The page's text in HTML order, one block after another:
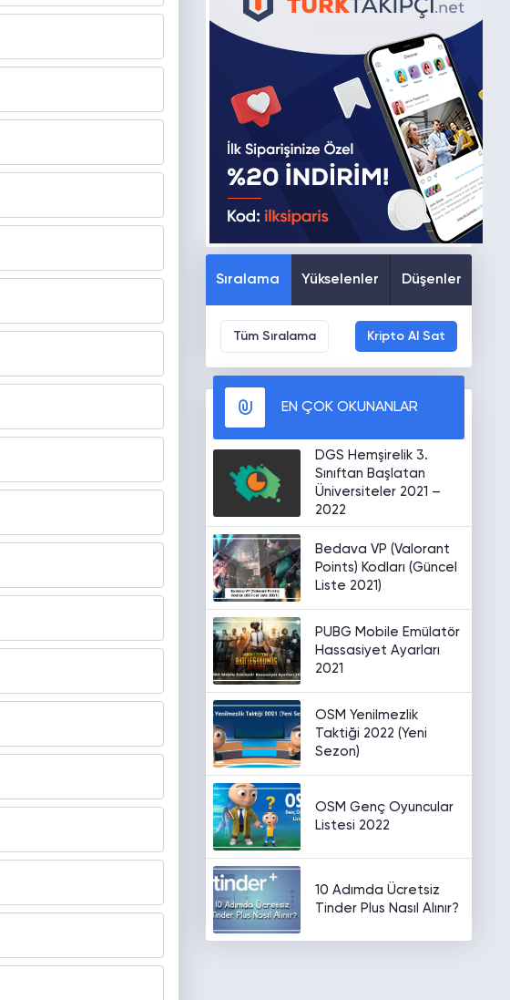
Sıralama Yükselenler Düşenler
Tüm Sıralama Kripto Al Sat
EN ÇOK OKUNANLAR
DGS Hemşirelik 3.
Sınıftan Başlatan
Üniversiteler 2021 –
2022
Bedava VP (Valorant
Points) Kodları (Güncel
Liste 2021)
PUBG Mobile Emülatör
Hassasiyet Ayarları
2021
OSM Yenilmezlik
Taktiği 2022 (Yeni
Sezon)
OSM Genç Oyuncular
Listesi 2022
10 Adımda Ücretsiz
Tinder Plus Nasıl Alınır?